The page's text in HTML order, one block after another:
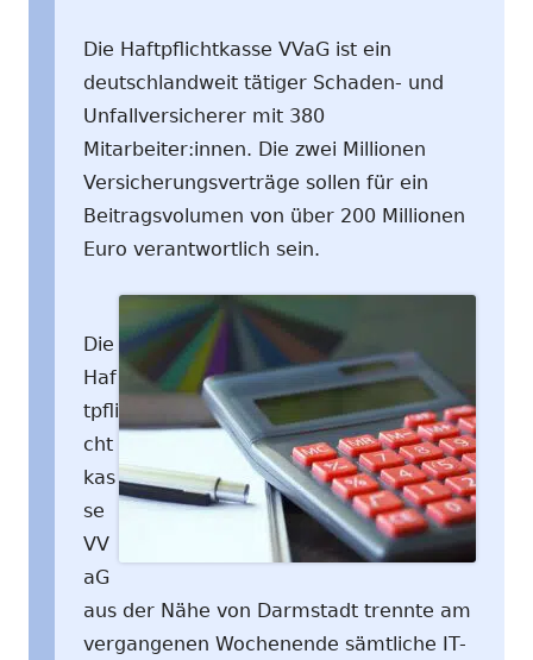
Die Haftpflichtkasse VVaG ist ein
deutschlandweit tätiger Schaden- und
Unfallversicherer mit 380
Mitarbeiter:innen. Die zwei Millionen
Versicherungsverträge sollen für ein
Beitragsvolumen von über 200 Millionen
Euro verantwortlich sein.
Die
Haf
tpfli
cht
kas
se
VV
aG
aus der Nähe von Darmstadt trennte am
vergangenen Wochenende sämtliche IT-